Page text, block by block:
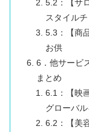
5.2：【サ
スタイル
5.3：【商
お供
6．他サービ
まとめ
6.1：【映
グローバ
6.2：【美